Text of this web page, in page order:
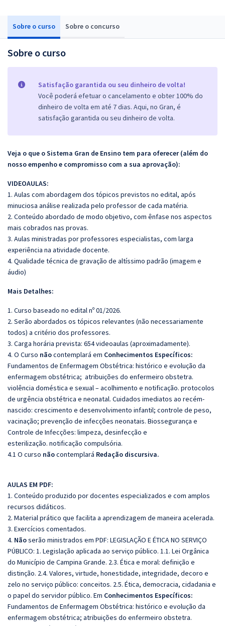
Sobre o curso Sobre o concurso
Sobre o curso
Satisfação garantida ou seu dinheiro de volta!
Você poderá efetuar o cancelamento e obter 100% do
dinheiro de volta em até 7 dias. Aqui, no Gran, é
satisfação garantida ou seu dinheiro de volta.
Veja o que o Sistema Gran de Ensino tem para oferecer (além do
nosso empenho e compromisso com a sua aprovação):
VIDEOAULAS:
1. Aulas com abordagem dos tópicos previstos no edital, após
minuciosa análise realizada pelo professor de cada matéria.
2. Conteúdo abordado de modo objetivo, com ênfase nos aspectos
mais cobrados nas provas.
3. Aulas ministradas por professores especialistas, com larga
experiência na atividade docente.
4. Qualidade técnica de gravação de altíssimo padrão (imagem e
áudio)
Mais Detalhes:
1. Curso baseado no edital nº 01/2026.
2. Serão abordados os tópicos relevantes (não necessariamente
todos) a critério dos professores.
3. Carga horária prevista: 654 videoaulas (aproximadamente).
4. O Curso nãocontemplará em Conhecimentos Específicos:
Fundamentos de Enfermagem Obstétrica: histórico e evolução da
enfermagem obstétrica; atribuições do enfermeiro obstetra.
violência doméstica e sexual – acolhimento e notificação. protocolos
de urgência obstétrica e neonatal. Cuidados imediatos ao recém-
nascido: crescimento e desenvolvimento infantil; controle de peso,
vacinação; prevenção de infecções neonatais. Biossegurança e
Controle de Infecções: limpeza, desinfecção e
esterilização. notificação compulsória.
4.1 O curso nãocontemplará Redação discursiva.
AULAS EM PDF:
1. Conteúdo produzido por docentes especializados e com amplos
recursos didáticos.
2. Material prático que facilita a aprendizagem de maneira acelerada.
3. Exercícios comentados.
4. Nãoserão ministrados em PDF: LEGISLAÇÃO E ÉTICA NO SERVIÇO
PÚBLICO: 1. Legislação aplicada ao serviço público. 1.1. Lei Orgânica
do Município de Campina Grande. 2.3. Ética e moral: definição e
distinção. 2.4. Valores, virtude, honestidade, integridade, decoro e
zelo no serviço público: conceitos. 2.5. Ética, democracia, cidadania e
o papel do servidor público. Em Conhecimentos Específicos:
Fundamentos de Enfermagem Obstétrica: histórico e evolução da
enfermagem obstétrica; atribuições do enfermeiro obstetra.